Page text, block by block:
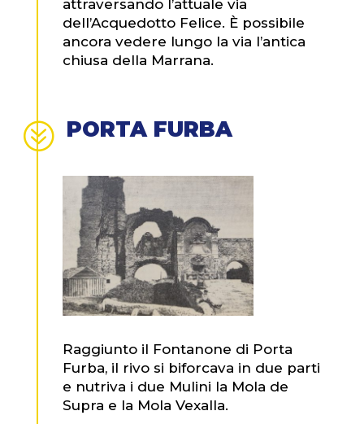
attraversando l’attuale via
dell’Acquedotto Felice. È possibile
ancora vedere lungo la via l’antica
chiusa della Marrana.
? PORTA FURBA
Raggiunto il Fontanone di Porta
Furba, il rivo si biforcava in due parti
e nutriva i due Mulini la Mola de
Supra e la Mola Vexalla.